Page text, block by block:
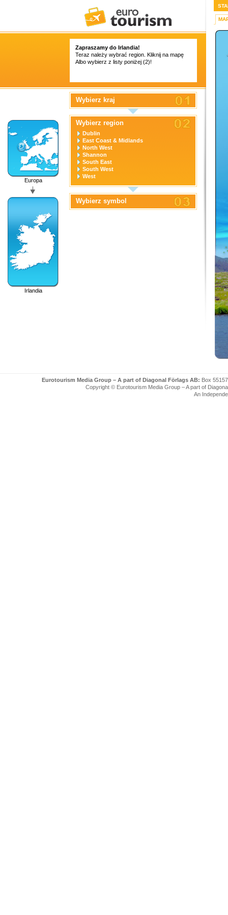
Zapraszamy do Irlandia!
Teraz należy wybrać region. Kliknij na mapę
Albo wybierz z listy poniżej (2)!
Europa
Irlandia
Wybierz kraj
Wybierz region
Dublin
East Coast & Midlands
North West
Shannon
South East
South West
West
Wybierz symbol
Eurotourism Media Group – A part of Diagonal Förlags AB: Box
Copyright © Eurotourism Media Group – A part of
An